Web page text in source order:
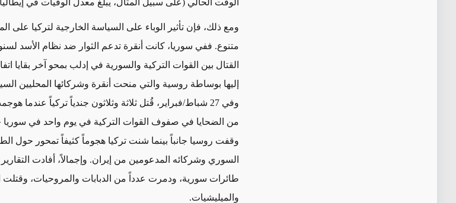
ومع ذلك، فإن تأثير الوباء على السياسة الخارجية لتركيا على
متنوع. ففي سوريا، كانت أنقرة تدعم الثوار ضد نظام الأسد
إليها بوساطة روسية والتي منحت أنقرة وشركائها المحليين
وفي 27 شباط/فبراير، قُتل ثلاثة وثلاثون جندياً تركياً
من الضحايا في صفوف القوات التركية في يوم واحد في سوريا
وقفت روسيا جانباً بينما شنت تركيا هجوماً كثيفاً تمحور حول
السوري وشركائه المدعومين من إيران. وإجمالاً، أفادت
طائرات سورية، ودمرت عدداً من الدبابات والمروحيات،
والميليشيات.